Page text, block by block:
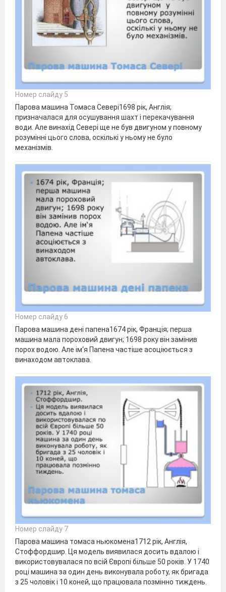
Номер слайду 5
Парова машина Томаса Севері1698 рік, Англія;
призначалася для осушування шахт і перекачування
води. Але винахід Севері ще не був двигуном у повному
розумінні цього слова, оскількі у ньому не було
механізмів.
Номер слайду 6
Парова машина дені папена1674 рік, Франція; перша
машина мала пороховий двигун; 1698 року він замінив
порох водою. Але ім‘я Папена частіше асоціюється з
винаходом автоклава.
Номер слайду 7
Парова машина томаса ньюкомена1712 рік, Англія,
Стоффордшир. Ця модель виявилася досить вдалою і
використовувалася по всій Європі більше 50 років. У 1740
році машина за один день виконувала роботу, як бригада
з 25 чоловік і 10 коней, що працювала позмінно тиждень.